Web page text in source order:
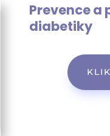
Prevence a
diabetiky